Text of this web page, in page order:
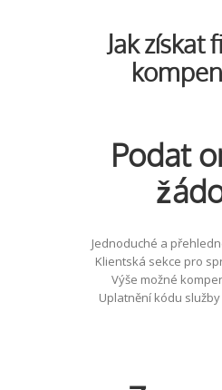
Jak získat
Podat
Jednoduché a
Klientská sekce pro
Výše možné
Uplatnění kódu